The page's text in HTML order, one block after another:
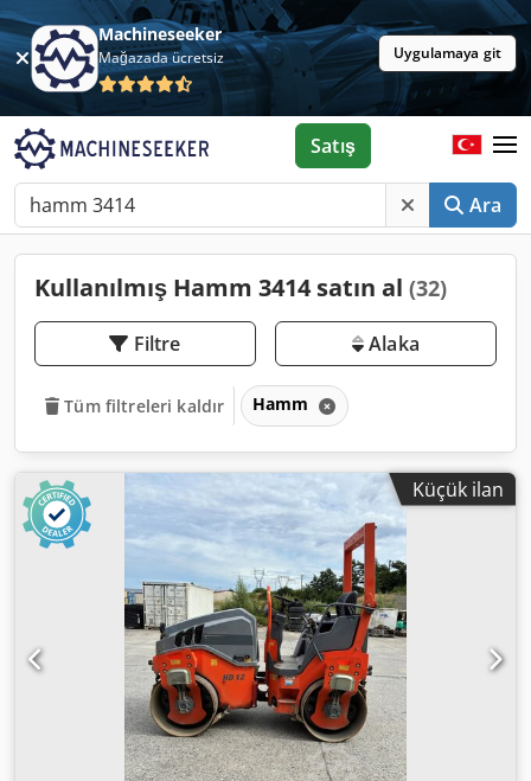
Machineseeker
Mağazada ücretsiz Uygulamaya git
Ara
Satış
Kullanılmış Hamm 3414 satın al (32)
Filtre Alaka
Tüm filtreleri kaldır Hamm
Küçük ilan